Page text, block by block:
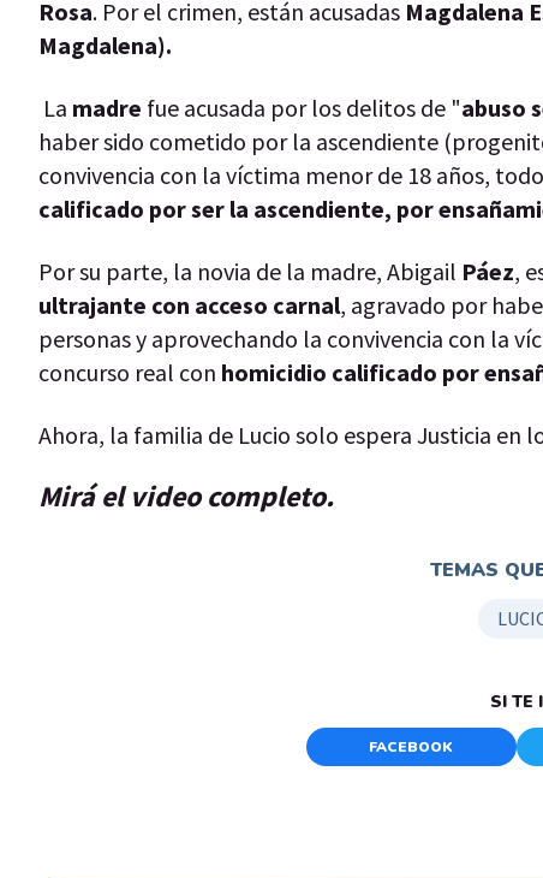
Rosa. Por el crimen, están acusadas Magdalena
Magdalena).
La madre fue acusada por los delitos de "abuso
haber sido cometido por la ascendiente
convivencia con la víctima menor de 18 años,
calificado por ser la ascendiente, por
Por su parte, la novia de la madre, Abigail Páez,
ultrajante con acceso carnal, agravado por
personas y aprovechando la convivencia con la
concurso real con homicidio calificado por
Ahora, la familia de Lucio solo espera Justicia en
Mirá el video completo.
TEMAS
SI TE
FACEBOOK